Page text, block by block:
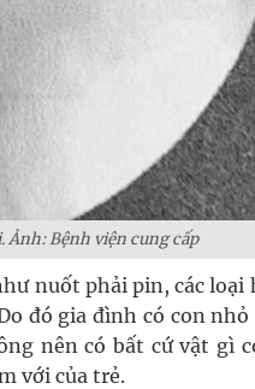
Bệnh viện cung cấp
nuốt phải pin, các loại
đó gia đình có con nhỏ
nên có bất cứ vật gì
với của trẻ.